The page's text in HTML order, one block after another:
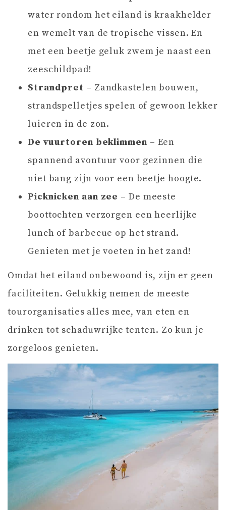
water rondom het eiland is kraakhelder
en wemelt van de tropische vissen. En
met een beetje geluk zwem je naast een
zeeschildpad!
Strandpret – Zandkastelen bouwen,
strandspelletjes spelen of gewoon lekker
luieren in de zon.
De vuurtoren beklimmen – Een
spannend avontuur voor gezinnen die
niet bang zijn voor een beetje hoogte.
Picknicken aan zee – De meeste
boottochten verzorgen een heerlijke
lunch of barbecue op het strand.
Genieten met je voeten in het zand!
Omdat het eiland onbewoond is, zijn er geen
faciliteiten. Gelukkig nemen de meeste
tourorganisaties alles mee, van eten en
drinken tot schaduwrijke tenten. Zo kun je
zorgeloos genieten.